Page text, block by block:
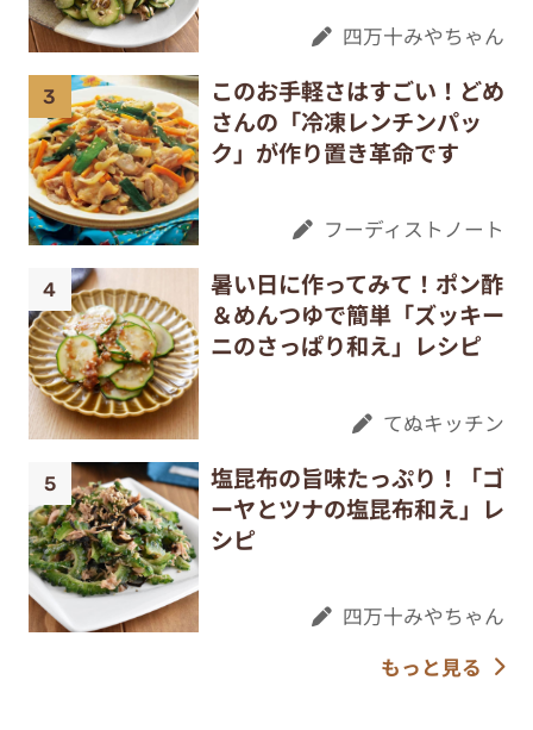
四万十みやちゃん
このお手軽さはすごい！どめ
さんの「冷凍レンチンパッ
ク」が作り置き革命です
フーディストノート
暑い日に作ってみて！ポン酢
＆めんつゆで簡単「ズッキー
ニのさっぱり和え」レシピ
てぬキッチン
塩昆布の旨味たっぷり！「ゴ
ーヤとツナの塩昆布和え」レ
シピ
四万十みやちゃん
もっと見る